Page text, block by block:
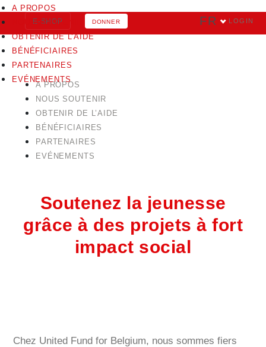
E-SHOP DONNER FR LOGIN
A PROPOS
NOUS SOUTENIR
OBTENIR DE L’AIDE
BÉNÉFICIAIRES
PARTENAIRES
EVÉNEMENTS
A PROPOS
NOUS SOUTENIR
OBTENIR DE L’AIDE
BÉNÉFICIAIRES
PARTENAIRES
EVÉNEMENTS
Soutenez la jeunesse
grâce à des projets à fort
impact social
Chez United Fund for Belgium, nous sommes fiers